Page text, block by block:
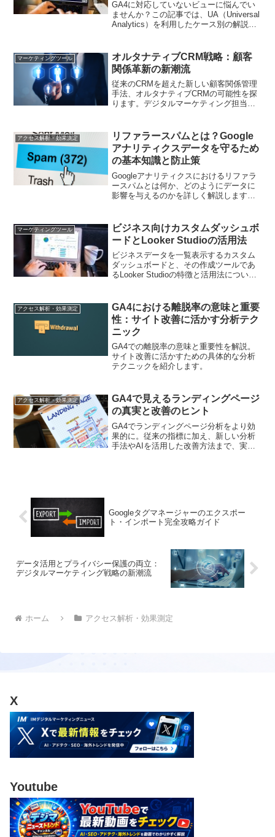
GA4に対応していないビューに悩んでい
ませんか？この記事では、UA（Universal
Analytics）を利用したケース別の解説
介します。
マーケティングツール
オルタナティブCRM戦略：顧客
関係革新の新潮流
従来のCRMを超えた新しい顧客関係管理
手法、オルタナティブCRMの可能性を探
ります。デジタルマーケティング担当者
アクセス解析・効果測定
リファラースパムとは？Google
アナリティクスデータを守るため
の基本知識と防止策
Googleアナリティクスにおけるリファラ
ースパムとは何か、どのようにデータに
影響を与えるのかを詳しく解説します。
します。
マーケティングツール
ビジネス向けカスタムダッシュボ
ードとLooker Studioの活用法
ビジネスデータを一覧表示するカスタム
ダッシュボードと、その作成ツールであ
るLooker Studioの特徴と活用法について
アクセス解析・効果測定
GA4における離脱率の意味と重要
性：サイト改善に活かす分析テク
ニック
GA4での離脱率の意味と重要性を解説。
サイト改善に活かすための具体的な分析
テクニックを紹介します。
アクセス解析・効果測定
GA4で見えるランディングページ
の真実と改善のヒント
GA4でランディングページ分析をより効
果的に。従来の指標に加え、新しい分析
手法やAIを活用した改善方法まで、実践
Googleタグマネージャーのエクスポー
ト・インポート完全攻略ガイド
データ活用とプライバシー保護の両立：
デジタルマーケティング戦略の新潮流
ホーム アクセス解析・効果測定
X
Youtube